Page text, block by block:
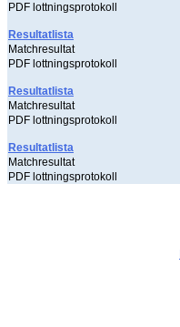
PDF lottningsprotokoll
Resultatlista
Matchresultat
PDF lottningsprotokoll
Resultatlista
Matchresultat
PDF lottningsprotokoll
Resultatlista
Matchresultat
PDF lottningsprotokoll